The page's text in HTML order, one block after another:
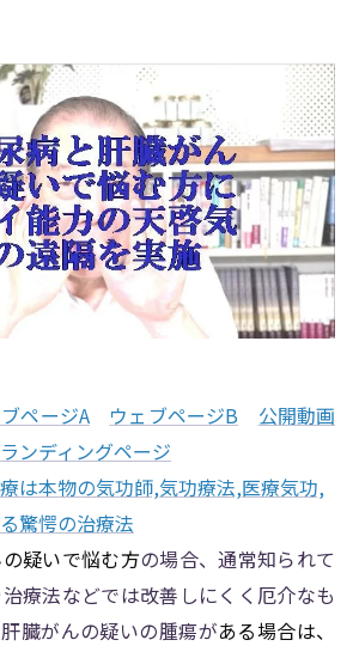
ページA ウェブページB
公開動画
ランディングページ
は本物の気功師,気功療法,医療気功,
驚愕の治療法
疑いで悩む方の場合、通常知られて
療法などでは改善しにくく厄介なも
臓がんの疑いの腫瘍がある場合は、